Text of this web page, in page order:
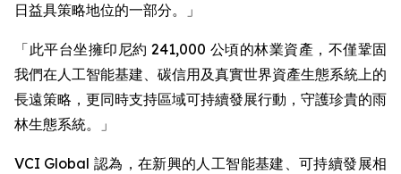
日益具策略地位的一部分。」
「此平台坐擁印尼約 241,000 公頃的林業資產，不僅鞏固
我們在人工智能基建、碳信用及真實世界資產生態系統上的
長遠策略，更同時支持區域可持續發展行動，守護珍貴的雨
林生態系統。」
VCI Global 認為，在新興的人工智能基建、可持續發展相